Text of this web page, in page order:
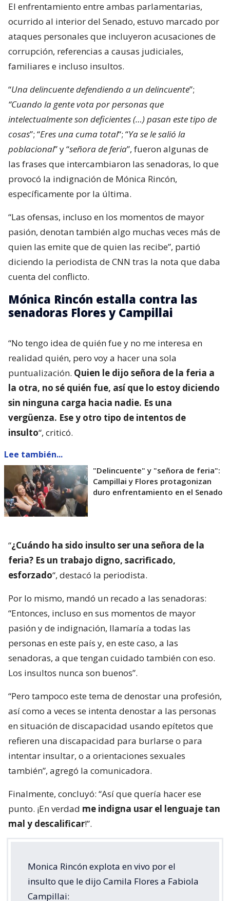
El enfrentamiento entre ambas parlamentarias,
ocurrido al interior del Senado, estuvo marcado por
ataques personales que incluyeron acusaciones de
corrupción, referencias a causas judiciales,
familiares e incluso insultos.
“Una delincuente defendiendo a un delincuente”;
“Cuando la gente vota por personas que
intelectualmente son deficientes (…) pasan este tipo de
cosas”; “Eres una cuma total“; “Ya se le salió la
poblacional” y “señora de feria”, fueron algunas de
las frases que intercambiaron las senadoras, lo que
provocó la indignación de Mónica Rincón,
específicamente por la última.
“Las ofensas, incluso en los momentos de mayor
pasión, denotan también algo muchas veces más de
quien las emite que de quien las recibe”, partió
diciendo la periodista de CNN tras la nota que daba
cuenta del conflicto.
Mónica Rincón estalla contra las
senadoras Flores y Campillai
“No tengo idea de quién fue y no me interesa en
realidad quién, pero voy a hacer una sola
puntualización. Quien le dijo señora de la feria a
la otra, no sé quién fue, así que lo estoy diciendo
sin ninguna carga hacia nadie. Es una
vergüenza. Ese y otro tipo de intentos de
insulto“, criticó.
Lee también...
"Delincuente" y "señora de feria":
Campillai y Flores protagonizan
duro enfrentamiento en el Senado
“¿Cuándo ha sido insulto ser una señora de la
feria? Es un trabajo digno, sacrificado,
esforzado“, destacó la periodista.
Por lo mismo, mandó un recado a las senadoras:
“Entonces, incluso en sus momentos de mayor
pasión y de indignación, llamaría a todas las
personas en este país y, en este caso, a las
senadoras, a que tengan cuidado también con eso.
Los insultos nunca son buenos”.
“Pero tampoco este tema de denostar una profesión,
así como a veces se intenta denostar a las personas
en situación de discapacidad usando epítetos que
refieren una discapacidad para burlarse o para
intentar insultar, o a orientaciones sexuales
también”, agregó la comunicadora.
Finalmente, concluyó: “Así que quería hacer ese
punto. ¡En verdad me indigna usar el lenguaje tan
mal y descalificar!”.
Monica Rincón explota en vivo por el
insulto que le dijo Camila Flores a Fabiola
Campillai: